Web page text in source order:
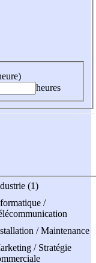
heures
(1)
/
/ Maintenance
/ Stratégie